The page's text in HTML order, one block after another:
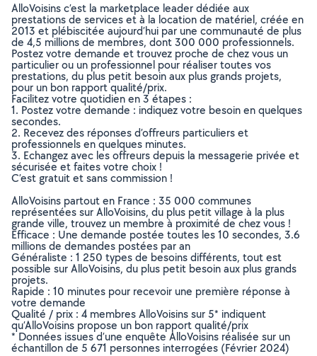
AlloVoisins c’est la marketplace leader dédiée aux
prestations de services et à la location de matériel, créée en
2013 et plébiscitée aujourd’hui par une communauté de plus
de 4,5 millions de membres, dont 300 000 professionnels.
Postez votre demande et trouvez proche de chez vous un
particulier ou un professionnel pour réaliser toutes vos
prestations, du plus petit besoin aux plus grands projets,
pour un bon rapport qualité/prix.
Facilitez votre quotidien en 3 étapes :
1. Postez votre demande : indiquez votre besoin en quelques
secondes.
2. Recevez des réponses d’offreurs particuliers et
professionnels en quelques minutes.
3. Echangez avec les offreurs depuis la messagerie privée et
sécurisée et faites votre choix !
C’est gratuit et sans commission !
AlloVoisins partout en France : 35 000 communes
représentées sur AlloVoisins, du plus petit village à la plus
grande ville, trouvez un membre à proximité de chez vous !
Efficace : Une demande postée toutes les 10 secondes, 3.6
millions de demandes postées par an
Généraliste : 1 250 types de besoins différents, tout est
possible sur AlloVoisins, du plus petit besoin aux plus grands
projets.
Rapide : 10 minutes pour recevoir une première réponse à
votre demande
Qualité / prix : 4 membres AlloVoisins sur 5* indiquent
qu’AlloVoisins propose un bon rapport qualité/prix
* Données issues d’une enquête AlloVoisins réalisée sur un
échantillon de 5 671 personnes interrogées (Février 2024)